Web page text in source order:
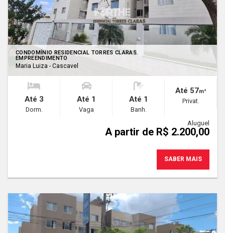
CONDOMÍNIO RESIDENCIAL TORRES CLARAS.
EMPREENDIMENTO
Maria Luiza - Cascavel
Até 3
Dorm.
Até 1
Vaga
Até 1
Banh.
Até 57m²
Privat.
Aluguel
A partir de R$ 2.200,00
SABER MAIS